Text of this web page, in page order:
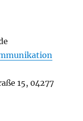
15, 04277